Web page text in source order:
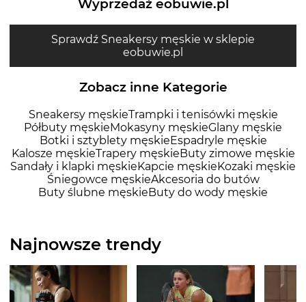
Wyprzedaż eobuwie.pl
Sprawdź Sneakersy męskie w sklepie
eobuwie.pl
Zobacz inne Kategorie
Sneakersy męskieTrampki i tenisówki męskie
Półbuty męskie Mokasyny męskieGlany męskie
Botki i sztyblety męskie Espadryle męskie
Kalosze męskieTrapery męskie Buty zimowe męskie
Sandały i klapki męskie Kapcie męskie Kozaki męskie
Śniegowce męskieAkcesoria do butów
Buty ślubne męskie Buty do wody męskie
Najnowsze trendy